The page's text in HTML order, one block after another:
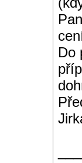
Do